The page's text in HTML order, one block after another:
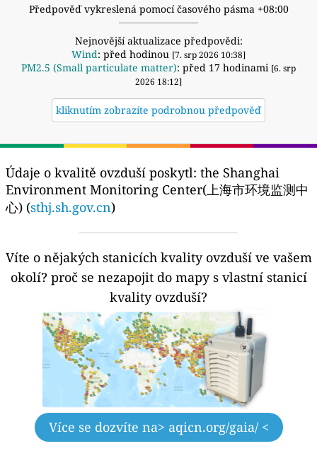
Předpověď vykreslená pomocí časového pásma +08:00
Nejnovější aktualizace předpovědi:
Wind: před hodinou [7. srp 2026 10:38]
PM2.5 (Small particulate matter): před 17 hodinami [6. srp
2026 18:12]
kliknutím zobrazíte podrobnou předpověď
Údaje o kvalitě ovzduší poskytl: the Shanghai
Environment Monitoring Center(上海市环境监测中
心) (sthj.sh.gov.cn)
Víte o nějakých stanicích kvality ovzduší ve vašem
okolí? proč se nezapojit do mapy s vlastní stanicí
kvality ovzduší?
Více se dozvíte na> aqicn.org/gaia/ <